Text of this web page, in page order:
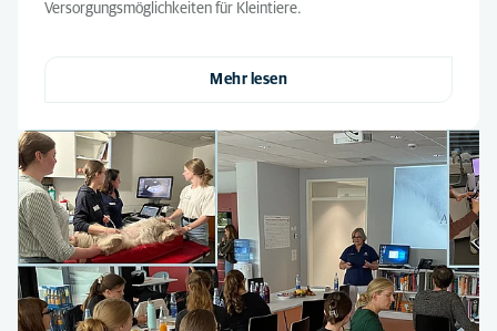
Versorgungsmöglichkeiten für Kleintiere.
Mehr lesen